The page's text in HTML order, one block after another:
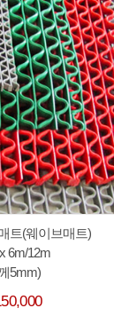
트(웨이브매트)
6m/12m
5mm)